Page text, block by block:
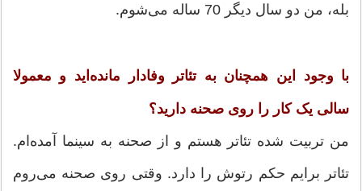
بله، من دو سال دیگر 70 ساله می‌شوم.
با وجود این همچنان به تئاتر وفادار مانده‌اید و معمولا
سالی یک کار را روی صحنه دارید؟
من تربیت شده تئاتر هستم و از صحنه به سینما آمده‌ام.
تئاتر برایم حکم رتوش را دارد. وقتی روی صحنه می‌روم